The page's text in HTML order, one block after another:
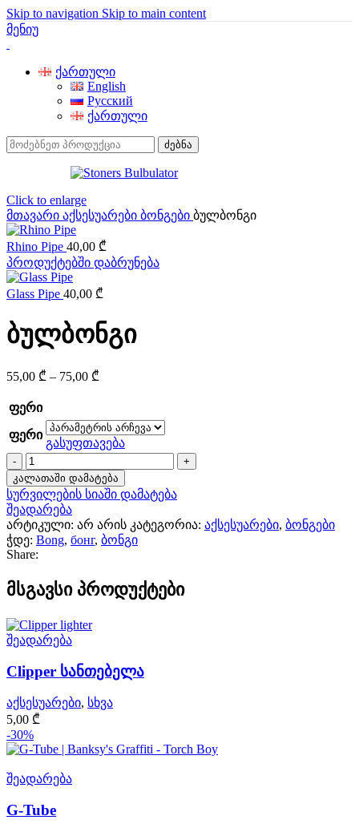
Skip to navigation Skip to main content
მენიუ
ქართული
English
Русский
ქართული
ძებნა
Click to enlarge
მთავარი აქსესუარები ბონგები ბულბონგი
Rhino Pipe 40,00 ₾
პროდუქტებში დაბრუნება
Glass Pipe 40,00 ₾
ბულბონგი
55,00 ₾ – 75,00 ₾
through
75,00 ₾
ფერი
ფერი
გასუფთავება
რაოდენობა:
ბულბონგი
კალათაში დამატება
სურვილების სიაში დამატება
შეადარება
არტიკული: არ არის კატეგორია: აქსესუარები, ბონგები
ჭდე: Bong, бонг, ბონგი
Share:
მსგავსი პროდუქტები
შეადარება
Clipper სანთებელა
აქსესუარები, სხვა
5,00 ₾
-30%
შეადარება
G-Tube